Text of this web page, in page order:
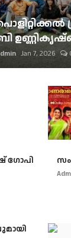
Jan 7, 2026
ഗോപി